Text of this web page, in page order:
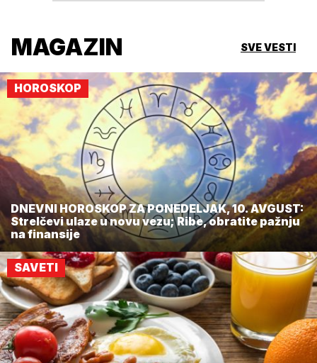
MAGAZIN SVE VESTI
HOROSKOP
DNEVNI HOROSKOP ZA PONEDELJAK, 10. AVGUST:
Strelčevi ulaze u novu vezu; Ribe, obratite pažnju
na finansije
SAVETI